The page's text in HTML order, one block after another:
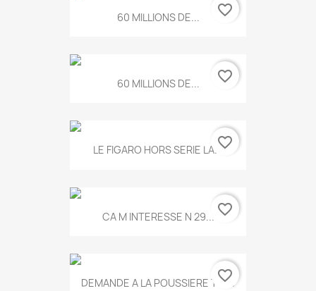
60 MILLIONS DE... favorite_border
60 MILLIONS DE... favorite_border
LE FIGARO HORS SERIE LA...favorite_border
CA M INTERESSE N 29... favorite_border
DEMANDE A LA POUSSIERE T.778
favorite_border